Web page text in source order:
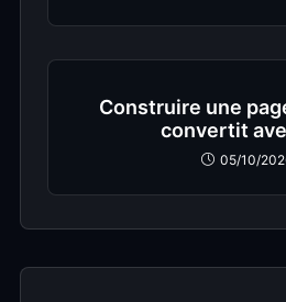
Construire une
convertit
05/10/